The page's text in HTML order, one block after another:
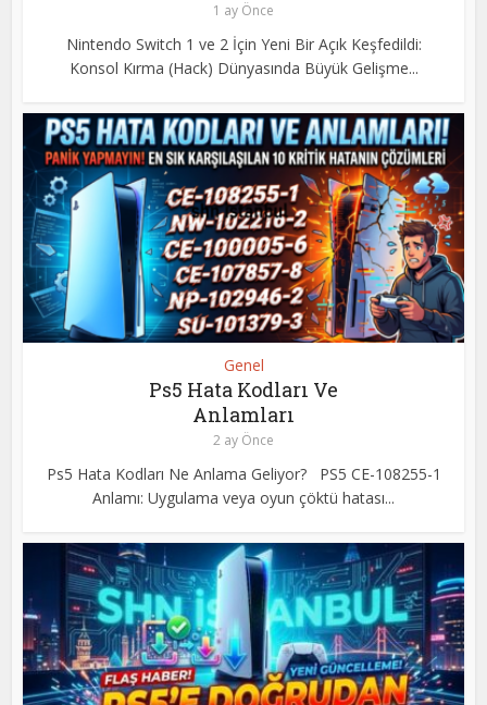
1 ay Önce
Nintendo Switch 1 ve 2 İçin Yeni Bir Açık Keşfedildi:
Konsol Kırma (Hack) Dünyasında Büyük Gelişme...
Genel
Ps5 Hata Kodları Ve
Anlamları
2 ay Önce
Ps5 Hata Kodları Ne Anlama Geliyor? PS5 CE-108255-1
Anlamı: Uygulama veya oyun çöktü hatası...